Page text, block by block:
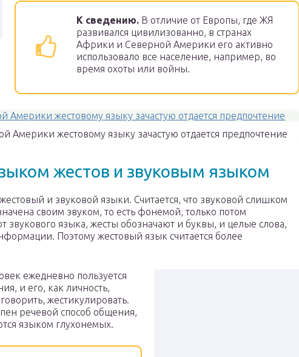
К сведению. В отличие от Европы, где ЖЯ
развивался цивилизованно, в странах
Африки и Северной Америки его активно
использовало все население, например, во
время охоты или войны.
Америки жестовому языку зачастую отдается предпочтение
жестов и звуковым языком
и звуковой языки. Считается, что звуковой слишком
своим звуком, то есть фонемой, только потом
звукового языка, жесты обозначают и буквы, и целые слова,
Поэтому жестовый язык считается более
ежедневно пользуется
и его, как личность,
жестикулировать.
речевой способ общения,
языком глухонемых.